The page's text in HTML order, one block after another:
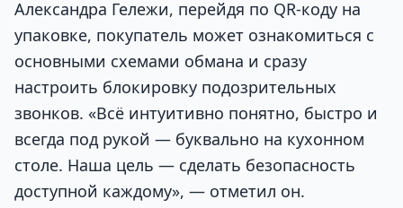
Александра Гележи, перейдя по QR-коду на
упаковке, покупатель может ознакомиться с
основными схемами обмана и сразу
настроить блокировку подозрительных
звонков. «Всё интуитивно понятно, быстро и
всегда под рукой — буквально на кухонном
столе. Наша цель — сделать безопасность
доступной каждому», — отметил он.